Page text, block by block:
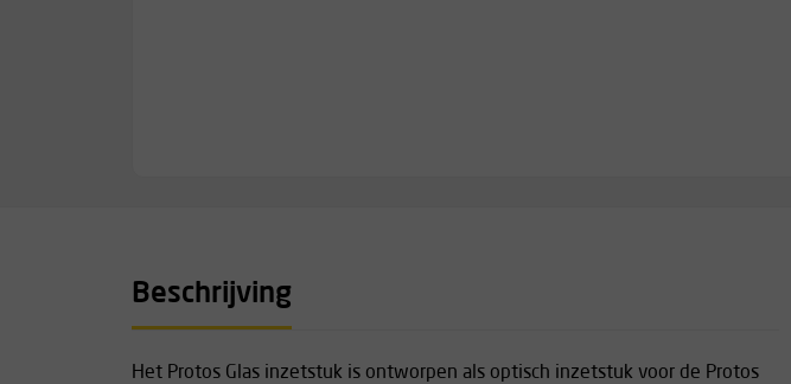
Beschrijving
Het Protos Glas inzetstuk is ontworpen als optisch inzetstuk voor de Protos